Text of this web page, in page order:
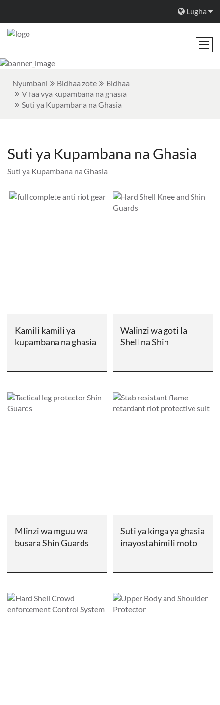
Lugha
Nyumbani Bidhaa zote
Bidhaa
Vifaa vya kupambana na ghasia
Suti ya Kupambana na Ghasia
Suti ya Kupambana na Ghasia
Suti ya Kupambana na Ghasia
Kamili kamili ya
kupambana na ghasia
Walinzi wa goti la
Shell na Shin
Mlinzi wa mguu wa
busara Shin Guards
Suti ya kinga ya ghasia
inayostahimili moto